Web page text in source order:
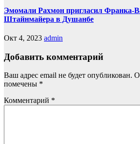
Эмомали Рахмон пригласил Франка-
Штайнмайера в Душанбе
Окт 4, 2023 admin
Добавить комментарий
Ваш адрес email не будет опубликован.
помечены *
Комментарий *